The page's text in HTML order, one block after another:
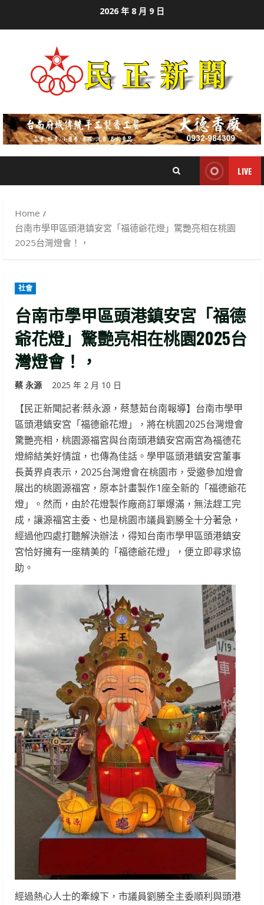
2026 年 8 月 9 日
LIVE
Home
台南市學甲區頭港鎮安宮「福德爺花燈」驚艷亮相在桃園
2025台灣燈會！，
社會
台南市學甲區頭港鎮安宮「福德
爺花燈」驚艷亮相在桃園2025台
灣燈會！，
蔡 永源 2025 年 2 月 10 日
【民正新聞記者:蔡永源，蔡慧茹台南報導】台南市學甲
區頭港鎮安宮「福德爺花燈」，將在桃園2025台灣燈會
驚艷亮相，桃園源福宮與台南頭港鎮安宮兩宮為福德花
燈締結美好情誼，也傳為佳話。學甲區頭港鎮安宮董事
長黃界貞表示，2025台灣燈會在桃園市，受邀參加燈會
展出的桃園源福宮，原本計畫製作1座全新的「福德爺花
燈」。然而，由於花燈製作廠商訂單爆滿，無法趕工完
成，讓源福宮主委、也是桃園市議員劉勝全十分著急，
經過他四處打聽解決辦法，得知台南市學甲區頭港鎮安
宮恰好擁有一座精美的「福德爺花燈」，便立即尋求協
助。
經過熱心人士的牽線下，市議員劉勝全主委順利與頭港